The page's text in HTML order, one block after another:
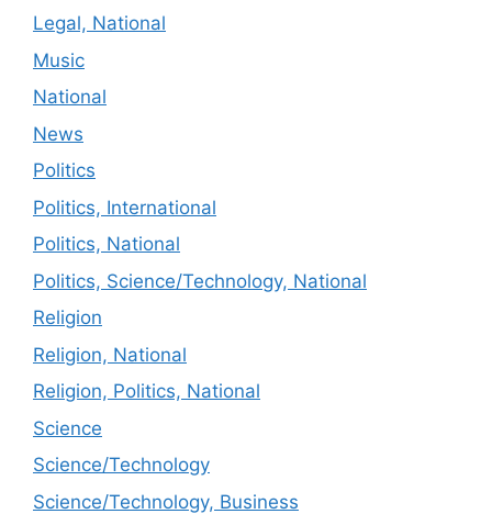
Legal, National
Music
National
News
Politics
Politics, International
Politics, National
Politics, Science/Technology, National
Religion
Religion, National
Religion, Politics, National
Science
Science/Technology
Science/Technology, Business